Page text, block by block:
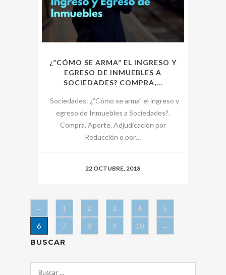
¿”CÓMO SE ARMA” EL INGRESO Y
EGRESO DE INMUEBLES A
SOCIEDADES? COMPRA,...
Sociedades: ¿”Cómo se arma” el ingreso y
egreso de Inmuebles a Sociedades?.
Compra, Aporte, Adjudicación por
Reducción o por…
22 OCTUBRE, 2018
← 1 2 3 4 5
6 7 8 9 10 →
BUSCAR